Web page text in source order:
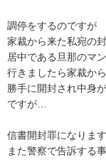
調停をするのですが
家裁から来た私宛の
居中である旦那のマ
行きましたら家裁か
勝手に開封され中身
ですが…
信書開封罪になりま
また警察で告訴する